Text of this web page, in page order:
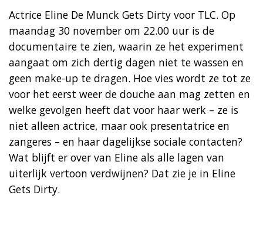
Actrice Eline De Munck Gets Dirty voor TLC. Op
maandag 30 november om 22.00 uur is de
documentaire te zien, waarin ze het experiment
aangaat om zich dertig dagen niet te wassen en
geen make-up te dragen. Hoe vies wordt ze tot ze
voor het eerst weer de douche aan mag zetten en
welke gevolgen heeft dat voor haar werk – ze is
niet alleen actrice, maar ook presentatrice en
zangeres – en haar dagelijkse sociale contacten?
Wat blijft er over van Eline als alle lagen van
uiterlijk vertoon verdwijnen? Dat zie je in Eline
Gets Dirty.